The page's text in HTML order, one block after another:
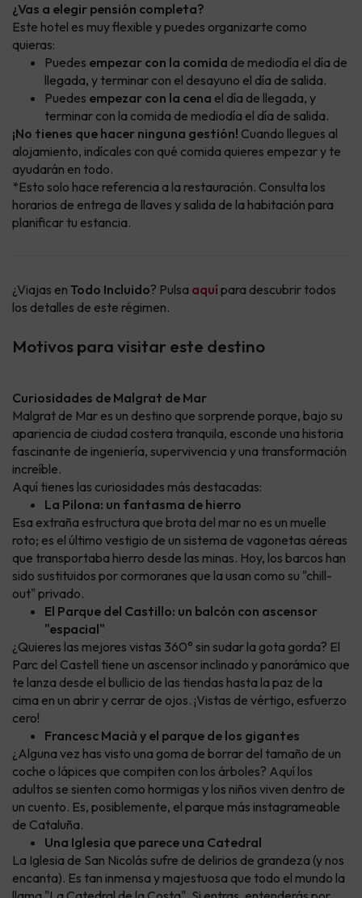
¿Vas a elegir pensión completa?
Este hotel es muy flexible y puedes organizarte como
quieras:
Puedes empezar con la comida de mediodía el día de
llegada, y terminar con el desayuno el día de salida.
Puedes empezar con la cena el día de llegada, y
terminar con la comida de mediodía el día de salida.
¡No tienes que hacer ninguna gestión! Cuando llegues al
alojamiento, indícales con qué comida quieres empezar y te
ayudarán en todo.
*Esto solo hace referencia a la restauración. Consulta los
horarios de entrega de llaves y salida de la habitación para
planificar tu estancia.
¿Viajas en Todo Incluido? Pulsa aquípara descubrir todos
los detalles de este régimen.
Motivos para visitar este destino
Curiosidades de Malgrat de Mar
Malgrat de Mar es un destino que sorprende porque, bajo su
apariencia de ciudad costera tranquila, esconde una historia
fascinante de ingeniería, supervivencia y una transformación
increíble.
Aquí tienes las curiosidades más destacadas:
La Pilona: un fantasma de hierro
Esa extraña estructura que brota del mar no es un muelle
roto; es el último vestigio de un sistema de vagonetas aéreas
que transportaba hierro desde las minas. Hoy, los barcos han
sido sustituidos por cormoranes que la usan como su "chill-
out" privado.
El Parque del Castillo: un balcón con ascensor
"espacial"
¿Quieres las mejores vistas 360° sin sudar la gota gorda? El
Parc del Castell tiene un ascensor inclinado y panorámico que
te lanza desde el bullicio de las tiendas hasta la paz de la
cima en un abrir y cerrar de ojos. ¡Vistas de vértigo, esfuerzo
cero!
Francesc Macià y el parque de los gigantes
¿Alguna vez has visto una goma de borrar del tamaño de un
coche o lápices que compiten con los árboles? Aquí los
adultos se sienten como hormigas y los niños viven dentro de
un cuento. Es, posiblemente, el parque más instagrameable
de Cataluña.
Una Iglesia que parece una Catedral
La Iglesia de San Nicolás sufre de delirios de grandeza (y nos
encanta). Es tan inmensa y majestuosa que todo el mundo la